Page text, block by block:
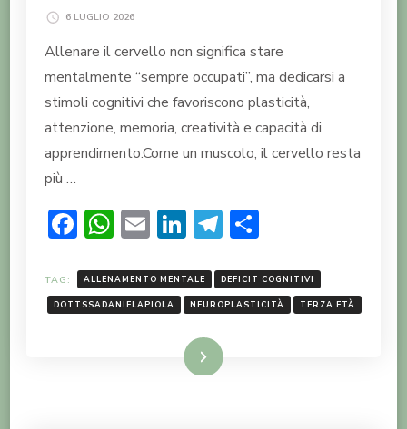
6 LUGLIO 2026
Allenare il cervello non significa stare
mentalmente “sempre occupati”, ma dedicarsi a
stimoli cognitivi che favoriscono plasticità,
attenzione, memoria, creatività e capacità di
apprendimento.Come un muscolo, il cervello resta
più …
Facebook
WhatsApp
EmailLinkedIn
Telegram
TAG: ALLENAMENTO MENTALE DEFICIT COGNITIVI
DOTTSSADANIELAPIOLA NEUROPLASTICITÀ TERZA ETÀ
LEGGI TUTTO